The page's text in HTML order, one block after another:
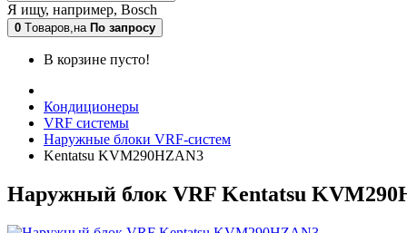
Я ищу, например, Bosch
0 Tоваров,на По запросу
В корзине пусто!
Кондиционеры
VRF системы
Наружные блоки VRF-систем
Kentatsu KVM290HZAN3
Наружный блок VRF Kentatsu